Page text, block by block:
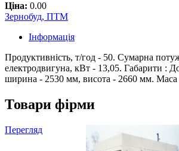
Ціна: 0.00
Зернобуд, ПТМ
Інформація
Продуктивність, т/год - 50. Сумарна
електродвигуна, кВт - 13,05. Габарити :
ширина - 2530 мм, висота - 2660 мм. Маса
Товари фірми
Перегляд